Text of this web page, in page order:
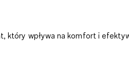
wpływa na komfort i